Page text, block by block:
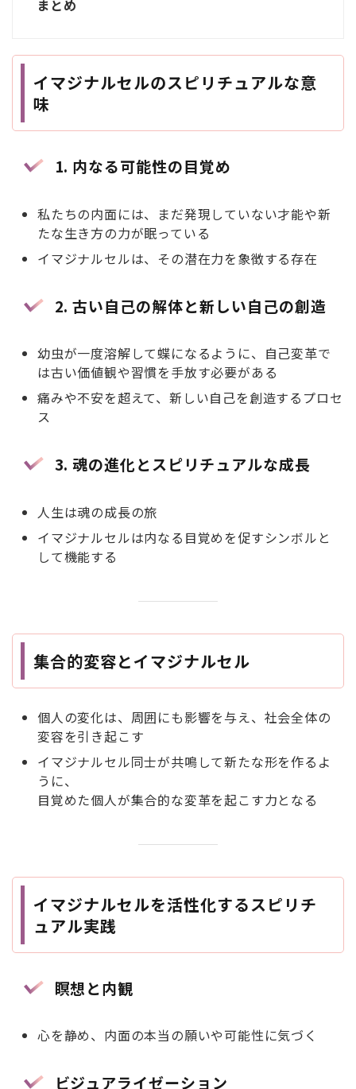
まとめ
イマジナルセルのスピリチュアルな意
味
1. 内なる可能性の目覚め
私たちの内面には、まだ発現していない才能や新
たな生き方の力が眠っている
イマジナルセルは、その潜在力を象徴する存在
2. 古い自己の解体と新しい自己の創造
幼虫が一度溶解して蝶になるように、自己変革で
は古い価値観や習慣を手放す必要がある
痛みや不安を超えて、新しい自己を創造するプロセ
ス
3. 魂の進化とスピリチュアルな成長
人生は魂の成長の旅
イマジナルセルは内なる目覚めを促すシンボルと
して機能する
集合的変容とイマジナルセル
個人の変化は、周囲にも影響を与え、社会全体の
変容を引き起こす
イマジナルセル同士が共鳴して新たな形を作るよ
うに、
目覚めた個人が集合的な変革を起こす力となる
イマジナルセルを活性化するスピリチ
ュアル実践
瞑想と内観
心を静め、内面の本当の願いや可能性に気づく
ビジュアライゼーション